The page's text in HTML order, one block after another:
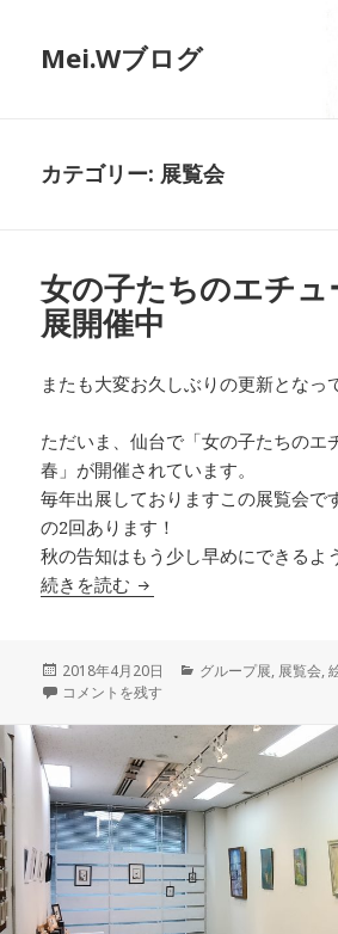
Mei.Wブログ
カテゴリー: 展覧会
女の子たちのエチ
展開催中
またも大変お久しぶりの更新となっ
ただいま、仙台で「女の子たちのエ
春」が開催されています。
毎年出展しておりますこの展覧会で
の2回あります！
秋の告知はもう少し早めにできるよ
続きを読む 女の子たちのエチュード
投
稿
2018年4月20日
カ
ー
グループ展, 展覧会,
女の子たちのエチュード2018展開催中 に
コメントを残す